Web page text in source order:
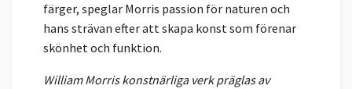
färger, speglar Morris passion för naturen och
hans strävan efter att skapa konst som förenar
skönhet och funktion.
William Morris konstnärliga verk präglas av